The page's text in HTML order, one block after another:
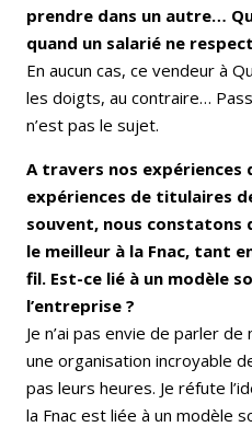
prendre dans un autre…
quand un salarié ne
En aucun cas, ce vendeur à
les doigts, au contraire…
n’est pas le sujet.
A travers nos expériences
expériences de titulaires
souvent, nous constatons
le meilleur à la Fnac, tant
fil. Est-ce lié à un modèle
l’entreprise ?
Je n’ai pas envie de parler
une organisation incroyable
pas leurs heures. Je réfute
la Fnac est liée à un modèle